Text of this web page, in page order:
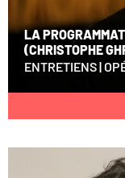
LA
(CHRISTOPHE
ENTRETIENS|